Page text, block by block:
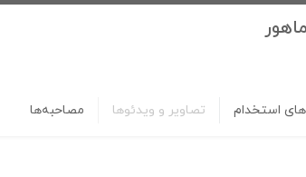
استخدام تصاویر و ویدئوها مصاحبه‌ها